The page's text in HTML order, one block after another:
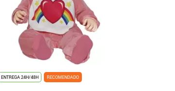
ENTREGA 24H/48H RECOMENDADO